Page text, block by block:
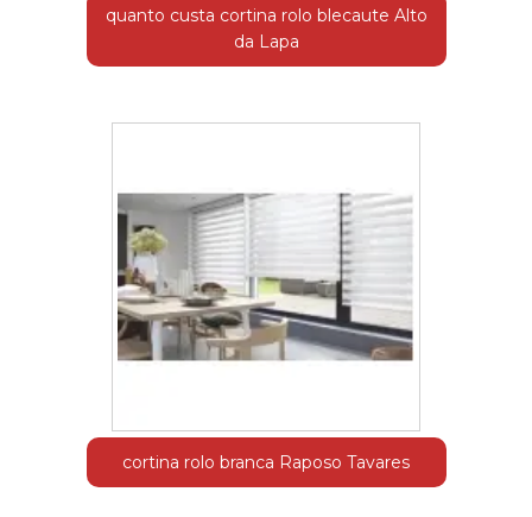
quanto custa cortina rolo blecaute Alto
da Lapa
cortina rolo branca Raposo Tavares